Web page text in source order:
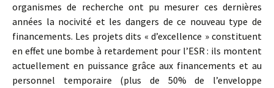
organismes de recherche ont pu mesurer ces dernières
années la nocivité et les dangers de ce nouveau type de
financements. Les projets dits « d’excellence » constituent
en effet une bombe à retardement pour l’ESR : ils montent
actuellement en puissance grâce aux financements et au
personnel temporaire (plus de 50% de l’enveloppe